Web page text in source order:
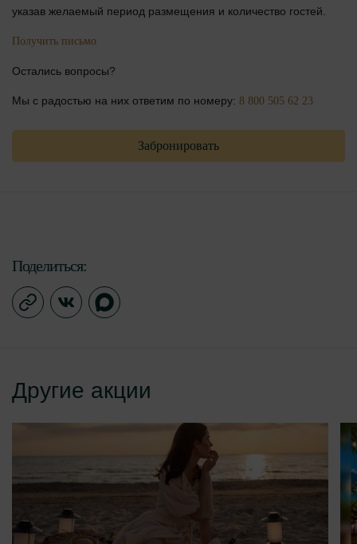
указав желаемый период размещения и количество гостей.
Получить письмо
Остались вопросы?
Мы с радостью на них ответим по номеру: 8 800 505 62 23
Забронировать
Поделиться:
Другие акции